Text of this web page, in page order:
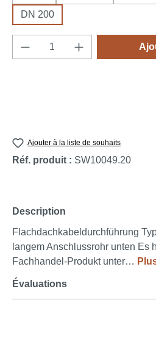
DN 200
Quantité de produit :
Ajouter à la liste de souhaits
Réf. produit : SW10049.20
Description
Flachdachkabeldurchführung
langem Anschlussrohr unten Es
Fachhandel-Produkt unter…
Évaluations